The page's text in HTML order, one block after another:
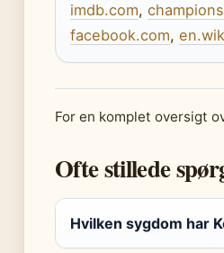
imdb.com,
facebook.com,
For en komplet oversigt
Ofte stillede
Hvilken sygdom har